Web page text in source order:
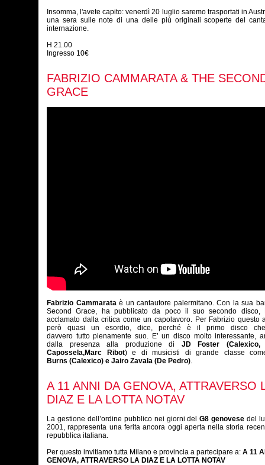
Insomma, l'avete capito: venerdì 20 luglio saremo trasportati in
una sera sulle note di una delle più originali scoperte del
internazione.
H 21.00
Ingresso 10€
FABRIZIO CAMMARATA & THE
GRACE
Fabrizio Cammarataè un cantautore palermitano. Con la sua
Second Grace, ha pubblicatoda poco il suo secondo disco,
acclamato dalla critica come un capolavoro. Per Fabrizio questo
però quasi un esordio, dice, perché è il primo disco
davvero tuttopienamente suo. E’ un disco molto interessante,
dalla presenza alla produzione di JD Foster (Calexico,
Capossela,Marc Ribot) e di musicisti di grande classe
Burns (Calexico) e Jairo Zavala (De Pedro).
A 11 ANNI DA GENOVA, ATTRAVERSO
DIAZ E LA LOTTA NOTAV
La gestione dell’ordine pubblico nei giorni delG8 genovese del
2001, rappresenta una ferita ancora oggi aperta nella storia
repubblica italiana.
Per questo invitiamo tutta Milano e provincia a partecipare a: A 11
GENOVA, ATTRAVERSO LA DIAZ E LA LOTTA NOTAV